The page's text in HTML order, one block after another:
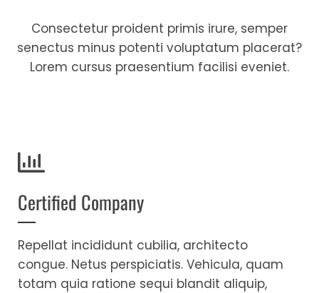
Consectetur proident primis irure, semper
senectus minus potenti voluptatum placerat?
Lorem cursus praesentium facilisi eveniet.
Certified Company
Repellat incididunt cubilia, architecto
congue. Netus perspiciatis. Vehicula, quam
totam quia ratione sequi blandit aliquip,